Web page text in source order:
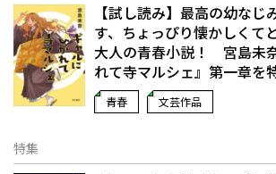
【試し読み】最高の幼なじ
す、ちょっぴり懐かしくて
大人の青春小説！ 宮島未
れて寺マルシェ』第一章を
青春 文芸作品
特集